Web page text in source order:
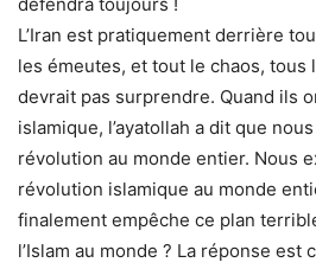
L’Iran est pratiquement derrière
les émeutes, et tout le chaos, tous
devrait pas surprendre. Quand ils
islamique, l’ayatollah a dit que
révolution au monde entier. Nous
révolution islamique au monde
finalement empêche ce plan
l’Islam au monde ? La réponse est